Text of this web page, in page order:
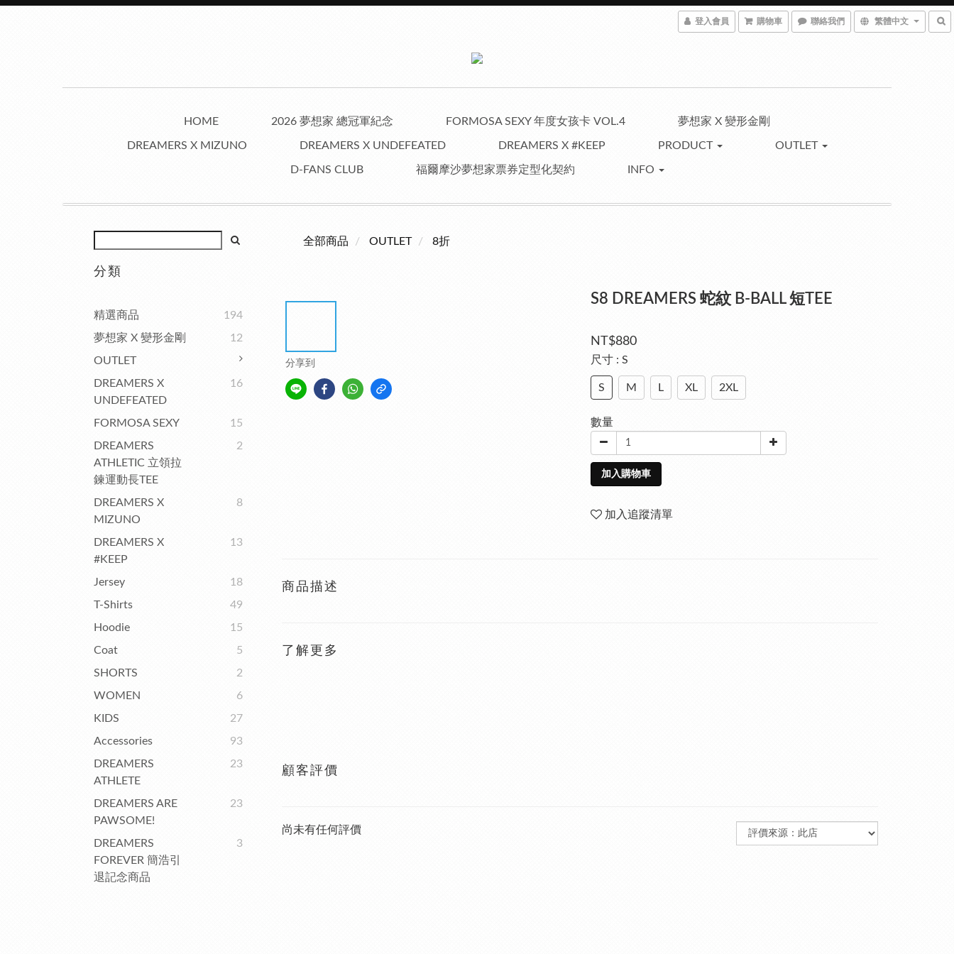
登入會員 購物車 聯絡我們 繁體中文
HOME 2026 夢想家 總冠軍紀念 FORMOSA SEXY 年度女孩卡 VOL.4 夢想家 X 變形金剛
DREAMERS X MIZUNO DREAMERS X UNDEFEATED DREAMERS X #KEEP PRODUCT OUTLET
D-FANS CLUB 福爾摩沙夢想家票券定型化契約 INFO
分類
精選商品
194
夢想家 X 變形金剛
12
OUTLET
DREAMERS X
UNDEFEATED
16
FORMOSA SEXY
15
DREAMERS
ATHLETIC 立領拉
鍊運動長TEE
2
DREAMERS X
MIZUNO
8
DREAMERS X
#KEEP
13
Jersey
18
T-Shirts
49
Hoodie
15
Coat
5
SHORTS
2
WOMEN
6
KIDS
27
Accessories
93
DREAMERS
ATHLETE
23
DREAMERS ARE
PAWSOME!
23
DREAMERS
FOREVER 簡浩引
退記念商品
3
全部商品 OUTLET 8折
分享到
S8 DREAMERS 蛇紋 B-BALL 短TEE
NT$880
尺寸 : S
S M L XL 2XL
數量
加入購物車
加入追蹤清單
商品描述
了解更多
顧客評價
尚未有任何評價